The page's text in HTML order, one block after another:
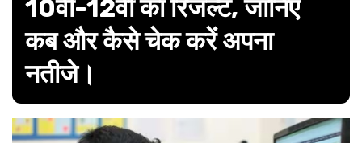
10वीं-12वीं का रिजल्ट, जानिए
कब और कैसे चेक करें अपना
नतीजे।